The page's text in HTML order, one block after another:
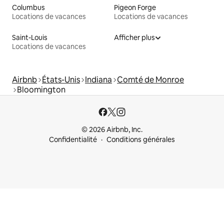
Columbus
Locations de vacances
Pigeon Forge
Locations de vacances
Saint-Louis
Locations de vacances
Afficher plus
Airbnb États-Unis Indiana Comté de Monroe
Bloomington
© 2026 Airbnb, Inc.
Confidentialité
Conditions générales